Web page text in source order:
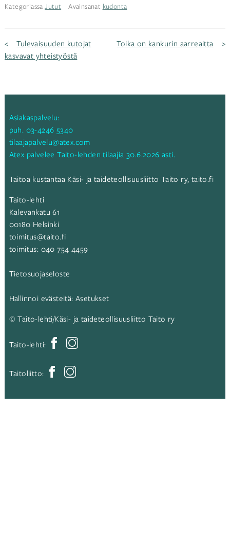
KategoriassaJutut Avainsanat kudonta
Artikkelien
Tulevaisuuden kutojat
kasvavat yhteistyöstä
Toika on kankurin aarreaitta
Asiakaspalvelu:
puh. 03-4246 5340
tilaajapalvelu@atex.com
Atex palvelee Taito-lehden tilaajia 30.6.2026 asti.
Taitoa kustantaa Käsi- ja taideteollisuusliitto Taito ry, taito.fi
Taito-lehti
Kalevankatu 61
00180 Helsinki
toimitus@taito.fi
toimitus: 040 754 4459
Tietosuojaseloste
Hallinnoi evästeitä: Asetukset
© Taito-lehti/Käsi- ja taideteollisuusliitto Taito ry
Taito-lehti:
Taitoliitto: